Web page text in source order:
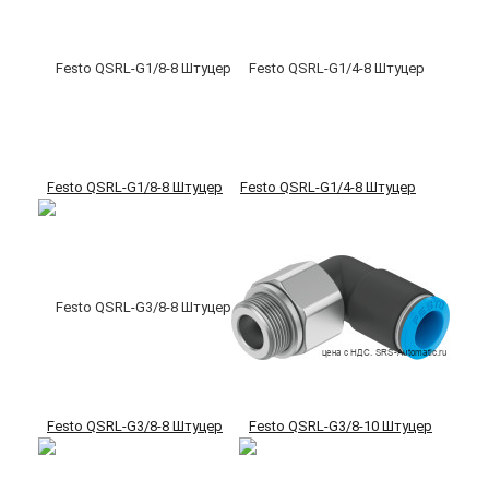
Festo QSRL-G1/8-8 Штуцер Festo QSRL-G1/4-8 Штуцер
Festo QSRL-G3/8-8 Штуцер Festo QSRL-G3/8-10 Штуцер